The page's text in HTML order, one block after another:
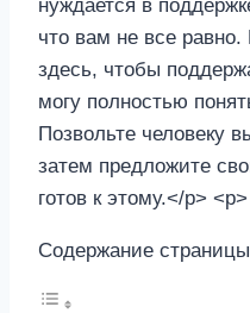
Содержание страницы